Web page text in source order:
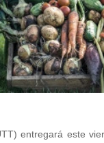
entregará este